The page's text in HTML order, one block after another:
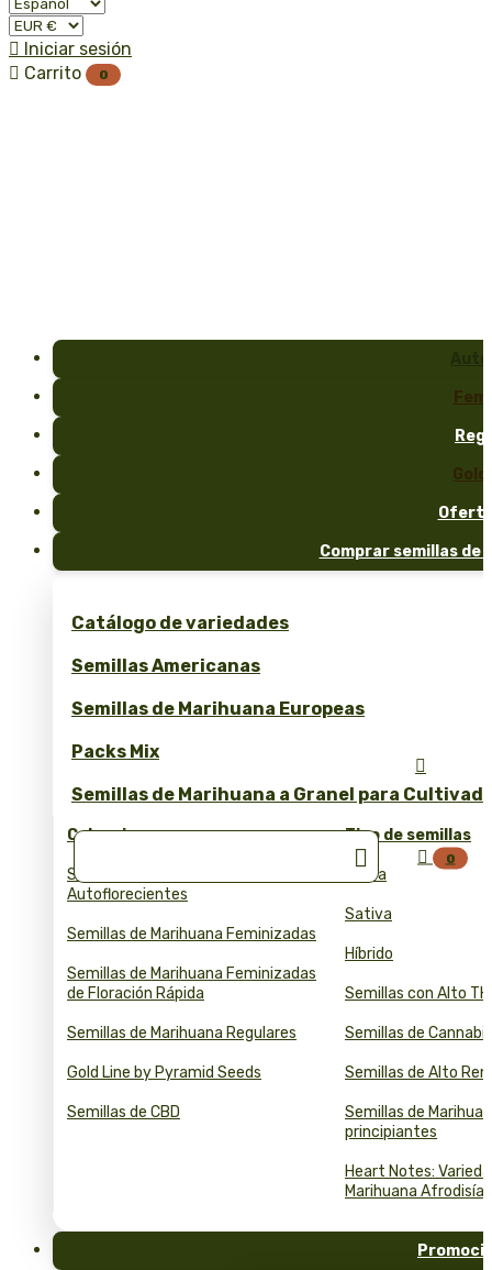
 Iniciar sesión
 Carrito 0
Fem
Reg
Gold
Comprar semillas de
Catálogo de variedades
Semillas Americanas
Semillas de Marihuana Europeas
Packs Mix
Semillas de Marihuana a Granel para
Colecciones
Semillas de Marihuana
Autoflorecientes
Semillas de Marihuana Feminizadas
Semillas de Marihuana Feminizadas
de Floración Rápida
Semillas de Marihuana Regulares
Gold Line by Pyramid Seeds
Semillas de CBD
Tipo de semillas
Índica
Sativa
Híbrido
Semillas con Alto
Semillas de
Semillas de Alto
Semillas de
principiantes
Heart Notes:
Marihuana


 0